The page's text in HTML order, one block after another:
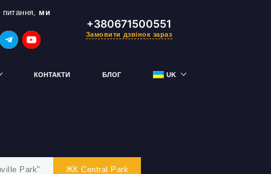
питання, ми
+380671500551
Замовити дзвінок зараз
КОНТАКТИ БЛОГ UK
Park" ЖК Central Park